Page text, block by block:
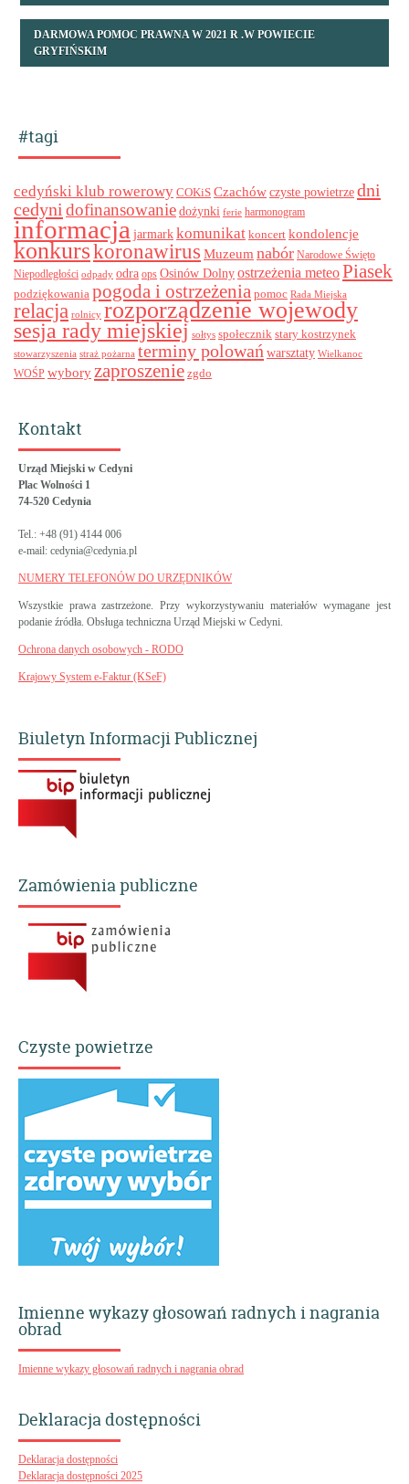
DARMOWA POMOC PRAWNA W 2021 R .W POWIECIE
GRYFIŃSKIM
#tagi
cedyński klub rowerowy COKiS Czachówczyste powietrzedni
cedyni dofinansowanie dożynki ferie harmonogram
informacja jarmark komunikat koncert kondolencje
konkurskoronawirus Muzeumnabór Narodowe Święto
Niepodległości odpady odra ops Osinów Dolnyostrzeżenia meteoPiasek
podziękowania pogoda i ostrzeżenia pomoc Rada Miejska
relacja rolnicy rozporządzenie wojewody
sesja rady miejskiej sołtys społecznik stary kostrzynek
stowarzyszenia straż pożarna terminy polowań warsztaty Wielkanoc
WOŚP wyboryzaproszenie zgdo
Kontakt
Urząd Miejski w Cedyni
Plac Wolności 1
74-520 Cedynia
Tel.: +48 (91) 4144 006
e-mail: cedynia@cedynia.pl
NUMERY TELEFONÓW DO URZĘDNIKÓW
Wszystkie prawa zastrzeżone. Przy wykorzystywaniu materiałów wymagane jest
podanie źródła. Obsługa techniczna Urząd Miejski w Cedyni.
Ochrona danych osobowych - RODO
Krajowy System e-Faktur (KSeF)
Biuletyn Informacji Publicznej
Zamówienia publiczne
Czyste powietrze
Imienne wykazy głosowań radnych i nagrania
obrad
Imienne wykazy głosowań radnych i nagrania obrad
Deklaracja dostępności
Deklaracja dostępności
Deklaracja dostępności 2025